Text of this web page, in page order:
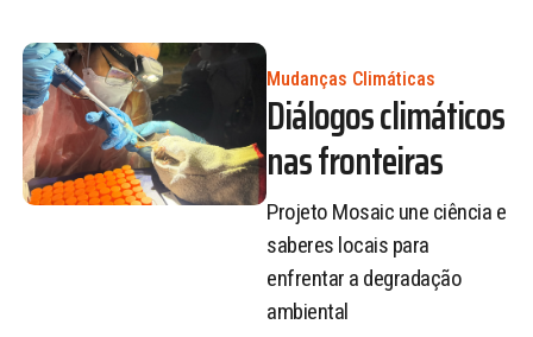
Mudanças Climáticas
Diálogos climáticos
nas fronteiras
Projeto Mosaic une ciência e
saberes locais para
enfrentar a degradação
ambiental